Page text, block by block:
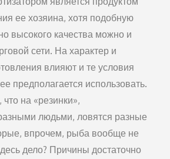
ее хозяина, хотя по­добную
высокого качества можно и
сети. На характер и
влияют и те условия
предпо­лагается использовать.
на «резинки»,
людьми, ловятся разные
впро­чем, рыба вообще не
дело? Причины достаточно